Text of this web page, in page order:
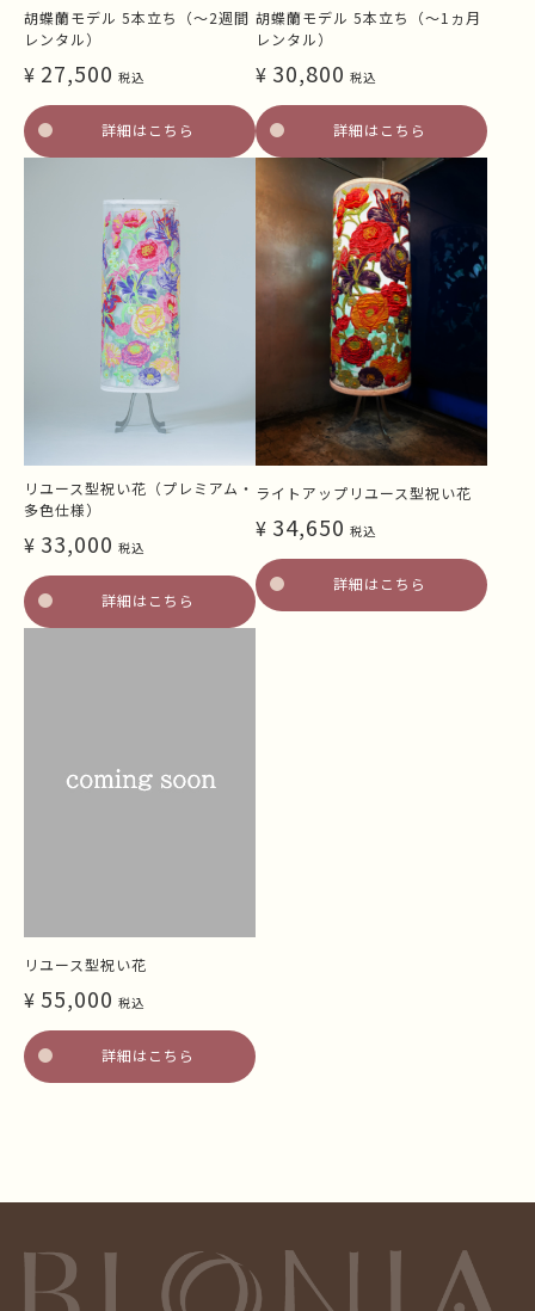
胡蝶蘭モデル 5本立ち（～2週間
レンタル）
¥ 27,500 税込
詳細はこちら
胡蝶蘭モデル 5本立ち（～1ヵ月
レンタル）
¥ 30,800 税込
詳細はこちら
リユース型祝い花（プレミアム・
多色仕様）
¥ 33,000 税込
詳細はこちら
ライトアップリユース型祝い花
¥ 34,650 税込
詳細はこちら
リユース型祝い花
¥ 55,000 税込
詳細はこちら